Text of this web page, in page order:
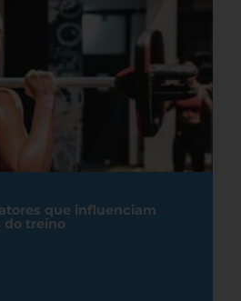
que influenciam
do treino